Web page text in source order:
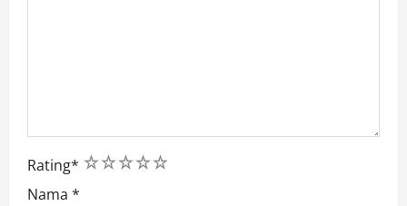
Rating* 5
4
3
2
1
Nama *